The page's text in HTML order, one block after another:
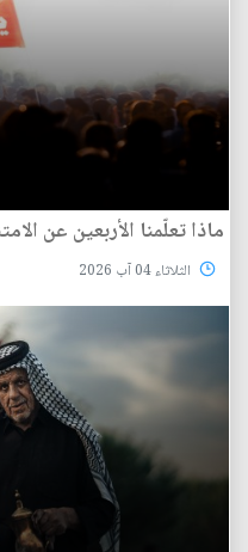
ماذا تعلّمنا الأربعين عن
الثلاثاء 04 آب 2026